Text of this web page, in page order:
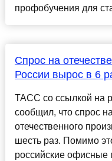
профобучения для
Спрос на
России вырос в 6
ТАСС со ссылкой на
сообщил, что спрос
отечественного
шесть раз. Помимо
российские офисные